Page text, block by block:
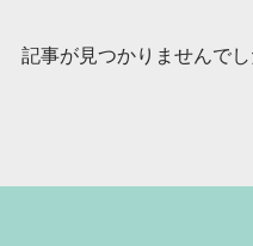
記事が見つかりませんでし